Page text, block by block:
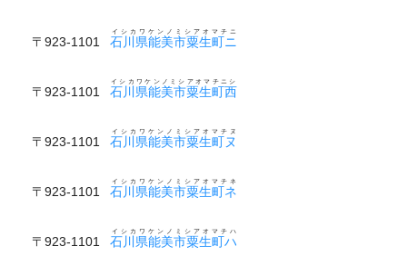
〒923-1101 石川県能美市粟生町ニ
イシカワケンノミシアオマチニ
〒923-1101 石川県能美市粟生町西
イシカワケンノミシアオマチニシ
〒923-1101 石川県能美市粟生町ヌ
イシカワケンノミシアオマチヌ
〒923-1101 石川県能美市粟生町ネ
イシカワケンノミシアオマチネ
〒923-1101 石川県能美市粟生町ハ
イシカワケンノミシアオマチハ